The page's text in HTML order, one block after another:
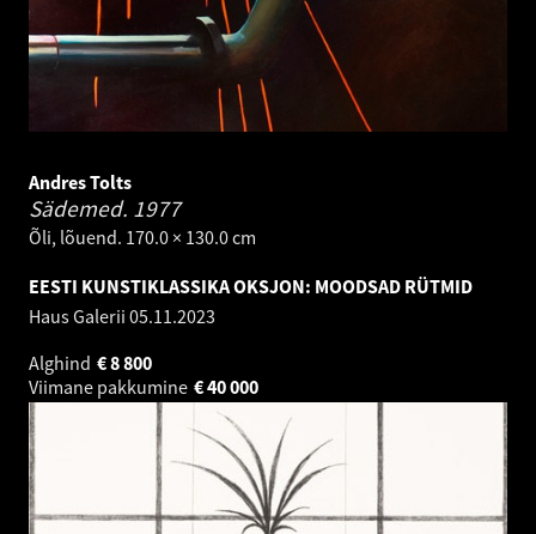
Andres Tolts
Sädemed. 1977
Õli, lõuend. 170.0 × 130.0 cm
EESTI KUNSTIKLASSIKA OKSJON: MOODSAD RÜTMID
Haus Galerii 05.11.2023
Alghind
8 800
€
Viimane pakkumine
40 000
€